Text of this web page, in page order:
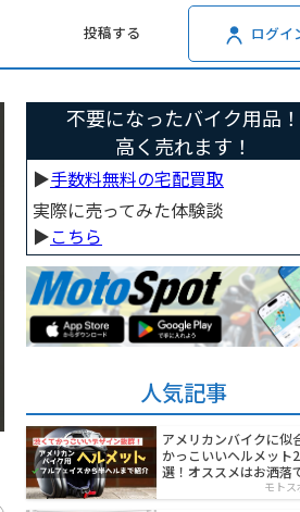
投稿する ログイ
不要になったバイク用品！
高く売れます！
▶︎手数料無料の宅配買取
実際に売ってみた体験談
▶︎こちら
人気記事
アメリカンバイクに似
かっこいいヘルメット
選！オススメはお洒落
モトス